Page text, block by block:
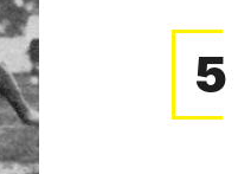
5